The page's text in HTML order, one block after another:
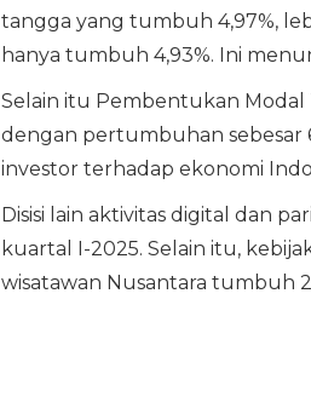
tangga yang tumbuh 4,97%,
hanya tumbuh 4,93%. Ini
Selain itu Pembentukan
dengan pertumbuhan sebesar
investor terhadap ekonomi
Disisi lain aktivitas digital dan
kuartal I-2025. Selain itu,
wisatawan Nusantara tumbuh